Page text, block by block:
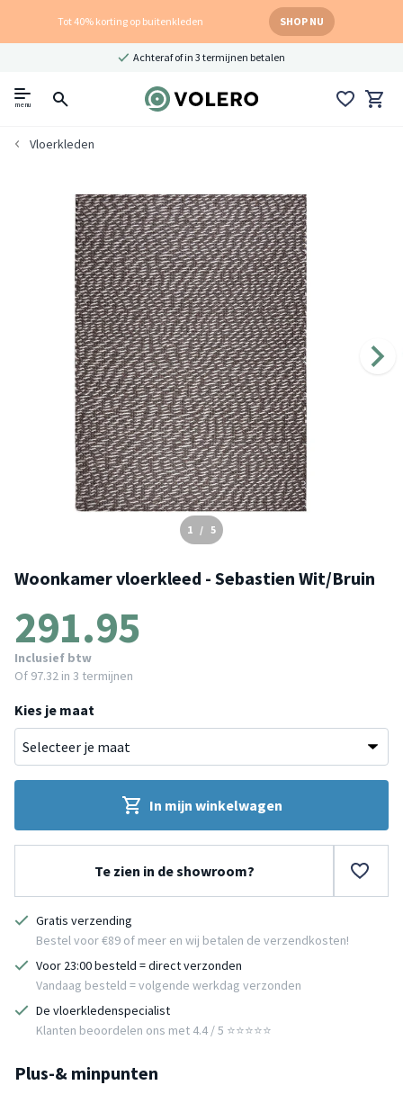
Tot 40% korting op buitenkleden SHOP NU
Achteraf of in 3 termijnen betalen
menu
Vloerkleden
1 / 5
Woonkamer vloerkleed - Sebastien Wit/Bruin
291.95
Inclusief btw
Of 97.32 in 3 termijnen
Kies je maat
In mijn winkelwagen
Te zien in de showroom?
Gratis verzending
Bestel voor €89 of meer en wij betalen de verzendkosten!
Voor 23:00 besteld = direct verzonden
Vandaag besteld = volgende werkdag verzonden
De vloerkledenspecialist
Klanten beoordelen ons met 4.4 / 5 ⭐⭐⭐⭐⭐
Plus-& minpunten